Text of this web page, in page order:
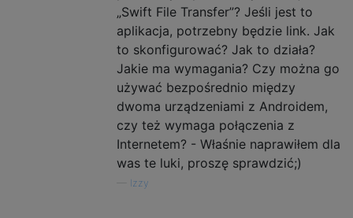
„Swift File Transfer”? Jeśli jest to
aplikacja, potrzebny będzie link. Jak
to skonfigurować? Jak to działa?
Jakie ma wymagania? Czy można go
używać bezpośrednio między
dwoma urządzeniami z Androidem,
czy też wymaga połączenia z
Internetem? - Właśnie naprawiłem dla
was te luki, proszę sprawdzić;)
Izzy